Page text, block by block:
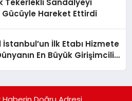
Tekerlekli Sandalyeyi
Gücüyle Hareket Ettirdi
İlk Etabı Hizmete
En Büyük Girişimcilik